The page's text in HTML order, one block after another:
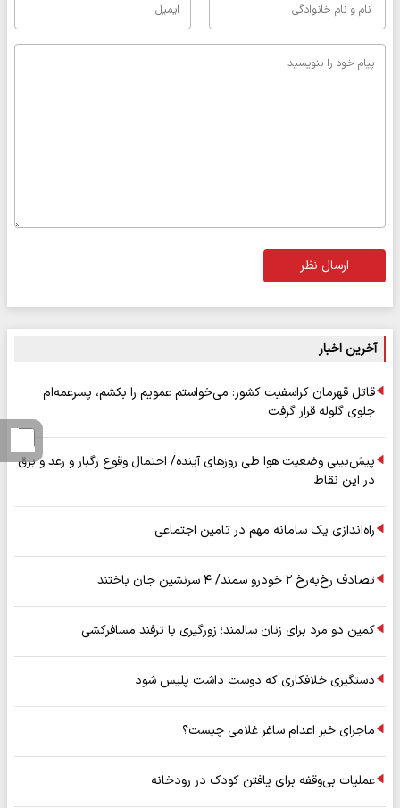
ارسال نظر
آخرین اخبار
قاتل قهرمان کراسفیت کشور: می‌خواستم عمویم را بکشم، پسرعمه‌ام
جلوی گلوله قرار گرفت
پیش‌بینی وضعیت هوا طی روزهای آینده/ احتمال وقوع رگبار و رعد و برق
در این نقاط
راه‌اندازی یک سامانه مهم در تامین اجتماعی
تصادف رخ‌به‌رخ ۲ خودرو سمند/ ۴ سرنشین جان باختند
کمین دو مرد برای زنان سالمند؛ زورگیری با ترفند مسافرکشی
دستگیری خلافکاری که دوست داشت پلیس شود
ماجرای خبر اعدام ساغر غلامی چیست؟
عملیات بی‌وقفه برای یافتن کودک در رودخانه